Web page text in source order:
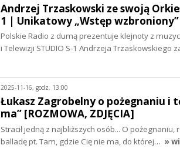
Andrzej Trzaskowski ze swoją
1 | Unikatowy „Wstęp
Polskie Radio z dumą prezentuje klejnoty z
i Telewizji STUDIO S-1 Andrzeja Trzaskowskiego
2025-11-16, godz. 13:00
Łukasz Zagrobelny o pożegnaniu i
ma” [ROZMOWA, ZDJĘCIA]
Stracił jedną z najbliższych osób... O
balladę pt. Tam, gdzie Cię nie ma, do której… »